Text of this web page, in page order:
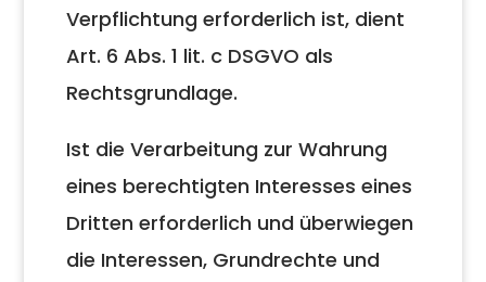
Verpflichtung erforderlich ist, dient
Art. 6 Abs. 1 lit. c DSGVO als
Rechtsgrundlage.
Ist die Verarbeitung zur Wahrung
eines berechtigten Interesses eines
Dritten erforderlich und überwiegen
die Interessen, Grundrechte und